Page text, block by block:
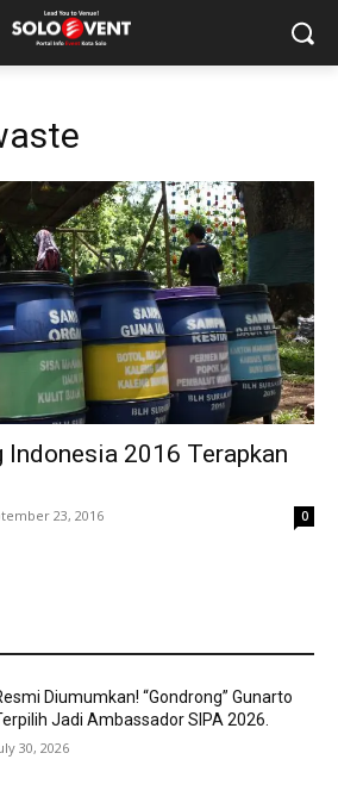
Indonesia 2016 Terapkan
23, 2016 0
Diumumkan! “Gondrong” Gunarto
Jadi Ambassador SIPA 2026.
30, 2026